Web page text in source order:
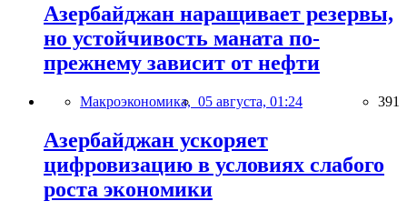
Азербайджан наращивает резервы,
но устойчивость маната по-
прежнему зависит от нефти
Макроэкономика, 05 августа, 01:24 391
Азербайджан ускоряет
цифровизацию в условиях слабого
роста экономики